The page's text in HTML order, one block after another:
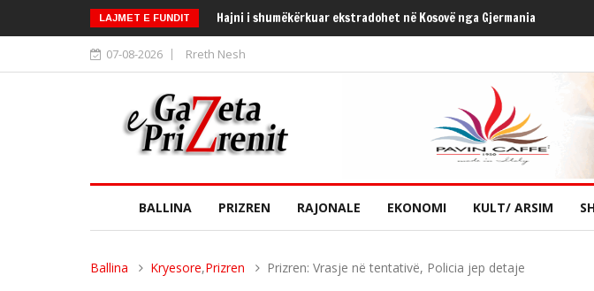
LAJMET E FUNDIT Ky është i riu nga Prishtina që humbi jetën në një aksident në Shqipëri
07-08-2026 Rreth Nesh
BALLINA PRIZREN RAJONALE EKONOMI KULT/ ARSIM
Ballina Kryesore,Prizren Prizren: Vrasje në tentativë, Policia jep detaje